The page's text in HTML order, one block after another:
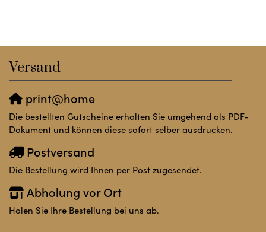
Versand
print@home
Die bestellten Gutscheine erhalten Sie umgehend als PDF-
Dokument und können diese sofort selber ausdrucken.
Postversand
Die Bestellung wird Ihnen per Post zugesendet.
Abholung vor Ort
Holen Sie Ihre Bestellung bei uns ab.